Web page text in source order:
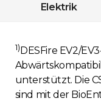
Elektrik
1)DESFire EV2/
unterstützt. Die
sind mit der